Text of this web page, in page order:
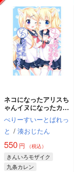
ネコになったアリスち
ゃんイヌになったカレ
ンちゃん
べりーすいーとぱれっ
と / 湊おじたん
550 円 （税込）
きんいろモザイク
九条カレン